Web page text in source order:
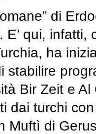
di
qui, infatti,
ha
stabilire
Bir Zeit e
dai turchi
Muftì di